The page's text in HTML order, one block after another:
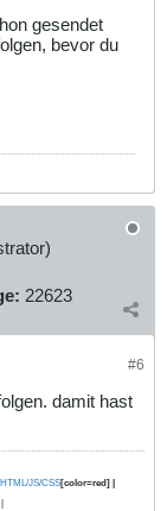
gesendet
bevor du
22623
#6
damit hast
HTML/JS/CSS[color=red] |